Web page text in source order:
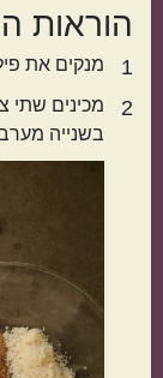
הוראות
1 מנקים את
2
מכינים שתי
בשנייה